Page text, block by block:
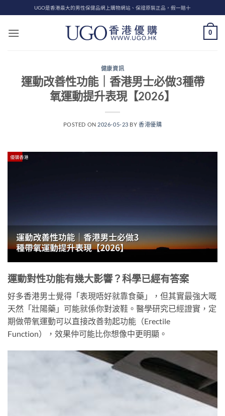
to
content
UGO是香港最大的男性保健品網上購物網站、保證原裝正品，假一賠十
0
健康資訊
運動改善性功能｜香港男士必做3種帶
氧運動提升表現【2026】
POSTED ON 2026-05-23 BY香港優購
運動對性功能有幾大影響？科學已經有答案
好多香港男士覺得「表現唔好就靠食藥」，但其實最強大嘅
天然「壯陽藥」可能就係你對波鞋。醫學研究已經證實，定
期做帶氧運動可以直接改善勃起功能（Erectile
Function），效果仲可能比你想像中更明顯。